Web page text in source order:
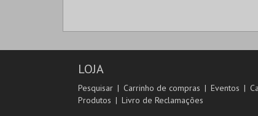
LOJA
Pesquisar Carrinho de compras Eventos
Produtos
Livro de Reclamações